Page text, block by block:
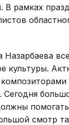
рамках
смотр